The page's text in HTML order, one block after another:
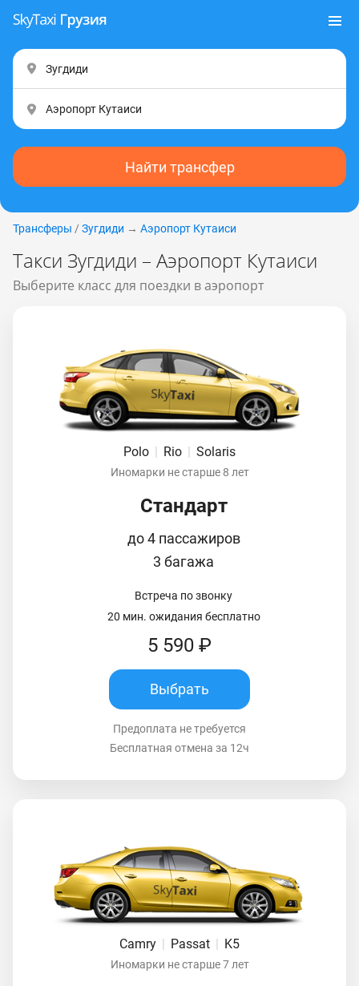
Найти трансфер
Трансферы / Зугдиди → Аэропорт Кутаиси
Такси Зугдиди – Аэропорт Кутаиси
Выберите класс для поездки в аэропорт
Polo | Rio | Solaris
Иномарки не старше 8 лет
Стандарт
до 4 пассажиров
3 багажа
Встреча по звонку
20 мин. ожидания бесплатно
5 590 ₽
Выбрать
Предоплата не требуется
Бесплатная отмена за 12ч
Camry Passat K5
Иномарки не старше 7 лет